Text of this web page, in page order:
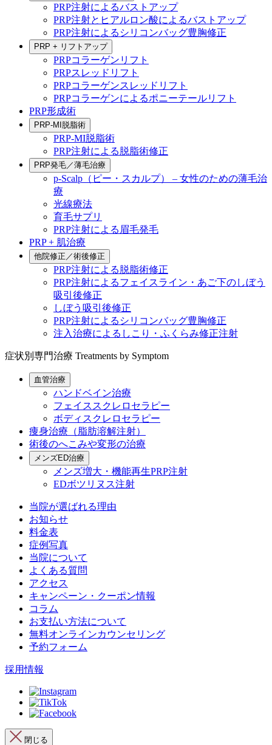
PRP注射によるバストアップ
PRP注射とヒアルロン酸によるバストアップ
PRP注射によるシリコンバッグ豊胸修正
PRP + リフトアップ
PRPコラーゲンリフト
PRPスレッドリフト
PRPコラーゲンスレッドリフト
PRPコラーゲンによるポニーテールリフト
PRP形成術
PRP-MI脱脂術
PRP-MI脱脂術
PRP注射による脱脂術修正
PRP発毛／薄毛治療
p-Scalp（ピー・スカルプ） – 女性のための薄毛治
療
光線療法
育毛サプリ
PRP注射による眉毛発毛
PRP + 肌治療
他院修正／術後修正
PRP注射による脱脂術修正
PRP注射によるフェイスライン・あご下のしぼう
吸引後修正
しぼう吸引後修正
PRP注射によるシリコンバッグ豊胸修正
注入治療によるしこり・ふくらみ修正注射
症状別専門治療 Treatments by Symptom
血管治療
ハンドベイン治療
フェイススクレロセラピー
ボディスクレロセラピー
痩身治療（脂肪溶解注射）
術後のへこみや変形の治療
メンズED治療
メンズ増大・機能再生PRP注射
EDボツリヌス注射
当院が選ばれる理由
お知らせ
料金表
症例写真
当院について
よくある質問
アクセス
キャンペーン・クーポン情報
コラム
お支払い方法について
無料オンラインカウンセリング
予約フォーム
採用情報
閉じる